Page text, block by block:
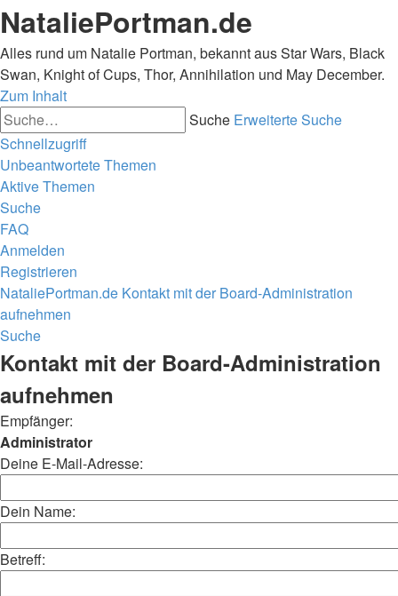
NataliePortman.de
Alles rund um Natalie Portman, bekannt aus Star Wars, Black
Swan, Knight of Cups, Thor, Annihilation und May December.
Zum Inhalt
Suche Erweiterte Suche
Schnellzugriff
Unbeantwortete Themen
Aktive Themen
Suche
FAQ
Anmelden
Registrieren
NataliePortman.de Kontakt mit der Board-Administration
aufnehmen
Suche
Kontakt mit der Board-Administration
aufnehmen
Empfänger:
Administrator
Deine E-Mail-Adresse:
Dein Name:
Betreff: